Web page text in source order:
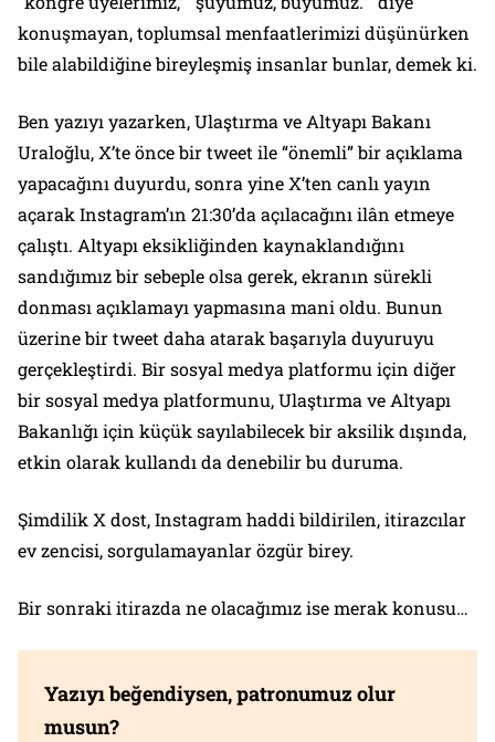
konuşmayan, toplumsal menfaatlerimizi düşünürken
bile alabildiğine bireyleşmiş insanlar bunlar, demek ki.
Ben yazıyı yazarken, Ulaştırma ve Altyapı Bakanı
Uraloğlu, X’te önce bir tweet ile “önemli” bir açıklama
yapacağını duyurdu, sonra yine X’ten canlı yayın
açarak Instagram’ın 21:30’da açılacağını ilân etmeye
çalıştı. Altyapı eksikliğinden kaynaklandığını
sandığımız bir sebeple olsa gerek, ekranın sürekli
donması açıklamayı yapmasına mani oldu. Bunun
üzerine bir tweet daha atarak başarıyla duyuruyu
gerçekleştirdi. Bir sosyal medya platformu için diğer
bir sosyal medya platformunu, Ulaştırma ve Altyapı
Bakanlığı için küçük sayılabilecek bir aksilik dışında,
etkin olarak kullandı da denebilir bu duruma.
Şimdilik X dost, Instagram haddi bildirilen, itirazcılar
ev zencisi, sorgulamayanlar özgür birey.
Bir sonraki itirazda ne olacağımız ise merak konusu…
Yazıyı beğendiysen, patronumuz olur
musun?